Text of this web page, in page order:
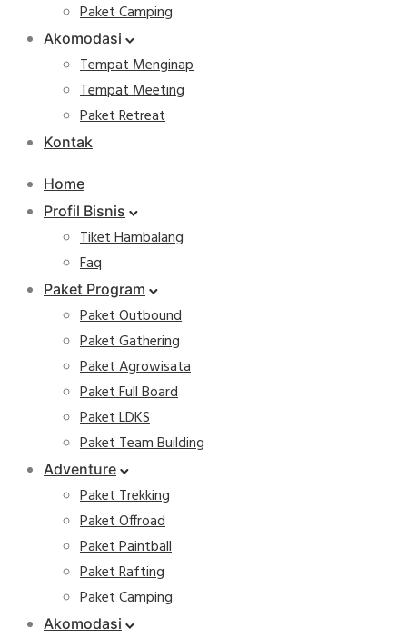
Paket Camping
Akomodasi
Tempat Menginap
Tempat Meeting
Paket Retreat
Kontak
Home
Profil Bisnis
Tiket Hambalang
Faq
Paket Program
Paket Outbound
Paket Gathering
Paket Agrowisata
Paket Full Board
Paket LDKS
Paket Team Building
Adventure
Paket Trekking
Paket Offroad
Paket Paintball
Paket Rafting
Paket Camping
Akomodasi